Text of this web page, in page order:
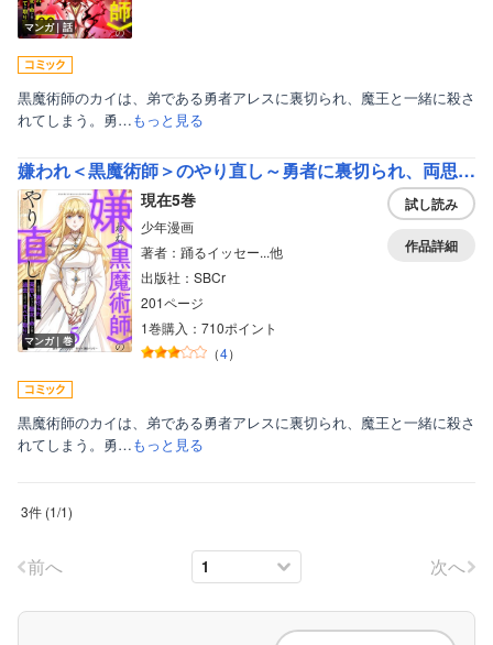
マンガ｜話
黒魔術師のカイは、弟である勇者アレスに裏切られ、魔王と一緒に殺さ
れてしまう。勇…もっと見る
嫌われ＜黒魔術師＞のやり直し～勇者に裏切られ、両思いだった聖女と命を奪われた俺、過去に戻ってすべてを取り戻す～【単行本版】
マンガ｜巻
現在5巻
少年漫画
著者：踊るイッセー...他
出版社：SBCr
201ページ
1巻購入：710ポイント
（4）
試し読み
作品詳細
黒魔術師のカイは、弟である勇者アレスに裏切られ、魔王と一緒に殺さ
れてしまう。勇…もっと見る
3件 (1/1)
前へ 次へ
ボーイズラブ
ティーンズラブ
美女・美少女
女性写真集